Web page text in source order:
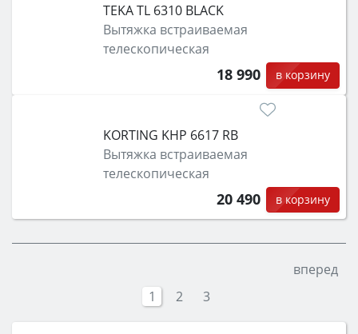
TEKA TL 6310 BLACK
Вытяжка встраиваемая
телескопическая
18 990 в корзину
KORTING KHP 6617 RB
Вытяжка встраиваемая
телескопическая
20 490 в корзину
вперед
1
2 3